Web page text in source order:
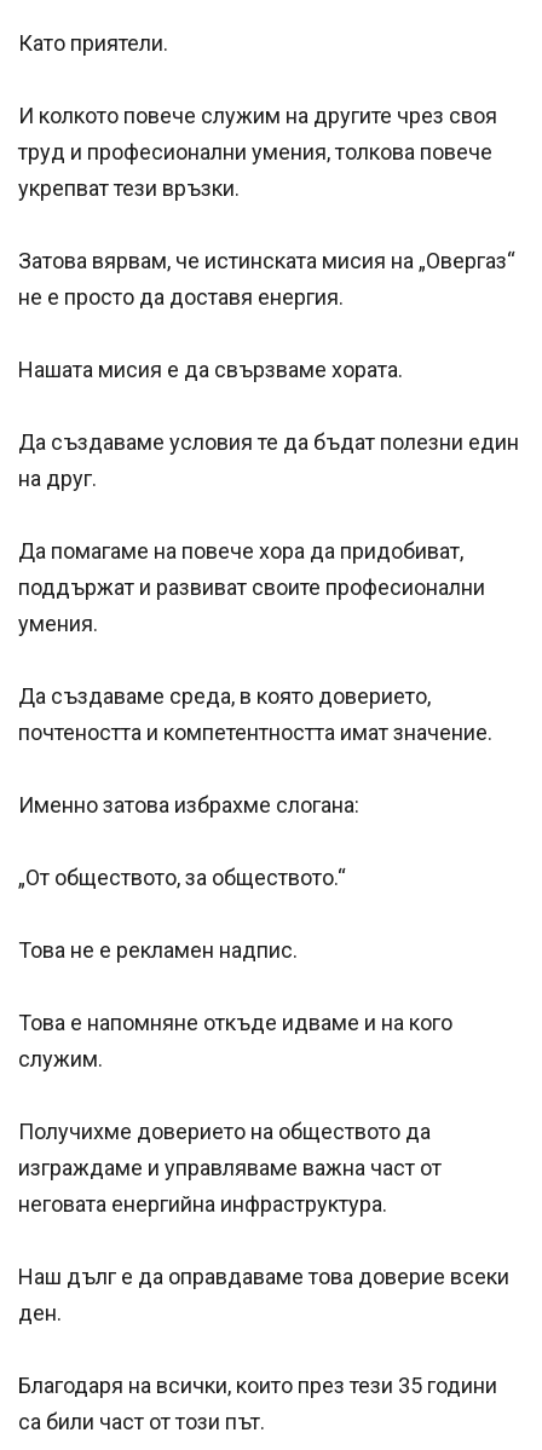
Като приятели.
И колкото повече служим на другите чрез своя
труд и професионални умения, толкова повече
укрепват тези връзки.
Затова вярвам, че истинската мисия на „Овергаз“
не е просто да доставя енергия.
Нашата мисия е да свързваме хората.
Да създаваме условия те да бъдат полезни един
на друг.
Да помагаме на повече хора да придобиват,
поддържат и развиват своите професионални
умения.
Да създаваме среда, в която доверието,
почтеността и компетентността имат значение.
Именно затова избрахме слогана:
„От обществото, за обществото.“
Това не е рекламен надпис.
Това е напомняне откъде идваме и на кого
служим.
Получихме доверието на обществото да
изграждаме и управляваме важна част от
неговата енергийна инфраструктура.
Наш дълг е да оправдаваме това доверие всеки
ден.
Благодаря на всички, които през тези 35 години
са били част от този път.